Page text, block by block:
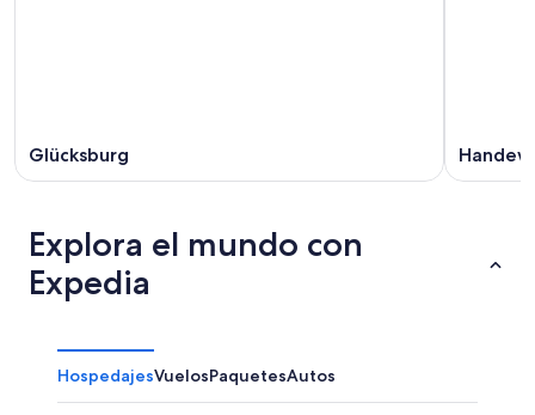
Glücksburg
Explora el mundo con
Expedia
HospedajesVuelosPaquetesAutos